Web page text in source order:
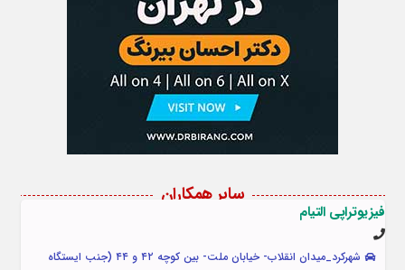
سایر همکاران
فیزیوتراپی التیام
شهرکرد_میدان انقلاب- خیابان ملت- بین کوچه ۴۲ و ۴۴ (جنب ایستگاه